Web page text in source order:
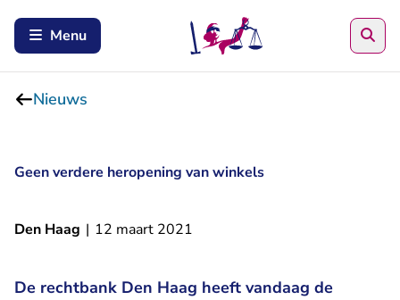
Menu
Nieuws
Geen verdere heropening van winkels
Den Haag | 12 maart 2021
De rechtbank Den Haag heeft vandaag de